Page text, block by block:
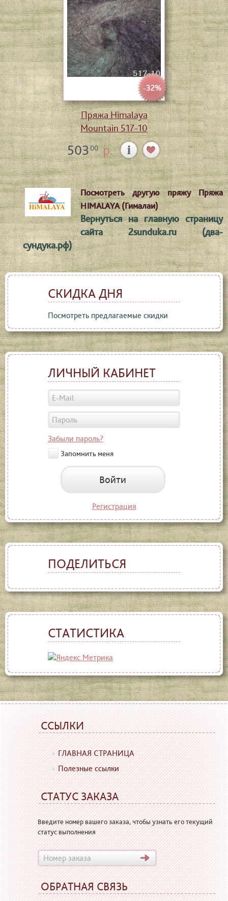
-32%
Пряжа Himalaya
Mountain 517-10
50300р.
Посмотреть другую пряжу Пряжа
HIMALAYA (Гималаи)
Вернуться на главную страницу
сайта 2sunduka.ru (два-
сундука.рф)
СКИДКА ДНЯ
Посмотреть предлагаемые скидки
ЛИЧНЫЙ КАБИНЕТ
Забыли пароль?
Запомнить меня
Войти
Регистрация
ПОДЕЛИТЬСЯ
СТАТИСТИКА
ССЫЛКИ
ГЛАВНАЯ СТРАНИЦА
Полезные ссылки
СТАТУС ЗАКАЗА
Введите номер вашего заказа, чтобы узнать его текущий
статус выполнения
ОБРАТНАЯ СВЯЗЬ